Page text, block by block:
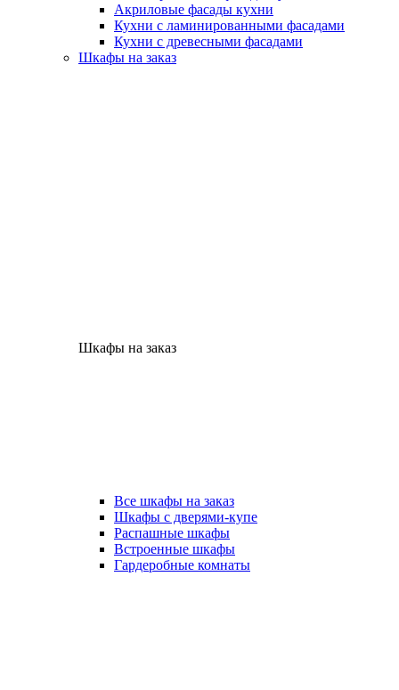
Акриловые фасады кухни
Кухни с ламинированными фасадами
Кухни с древесными фасадами
Шкафы на заказ
Шкафы на заказ
Все шкафы на заказ
Шкафы с дверями-купе
Распашные шкафы
Встроенные шкафы
Гардеробные комнаты